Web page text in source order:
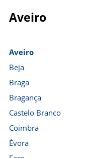
Aveiro
Aveiro
Beja
Braga
Bragança
Castelo Branco
Coimbra
Évora